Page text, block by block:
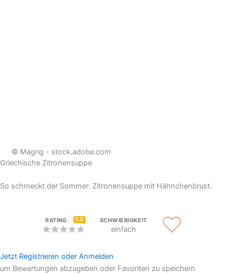
© Magrig - stock.adobe.com
Griechische Zitronensuppe
So schmeckt der Sommer: Zitronensuppe mit Hähnchenbrust.
RATING 0.0 SCHWIERIGKEIT
einfach
Jetzt Registrieren oder Anmelden
um Bewertungen abzugeben oder Favoriten zu speichern